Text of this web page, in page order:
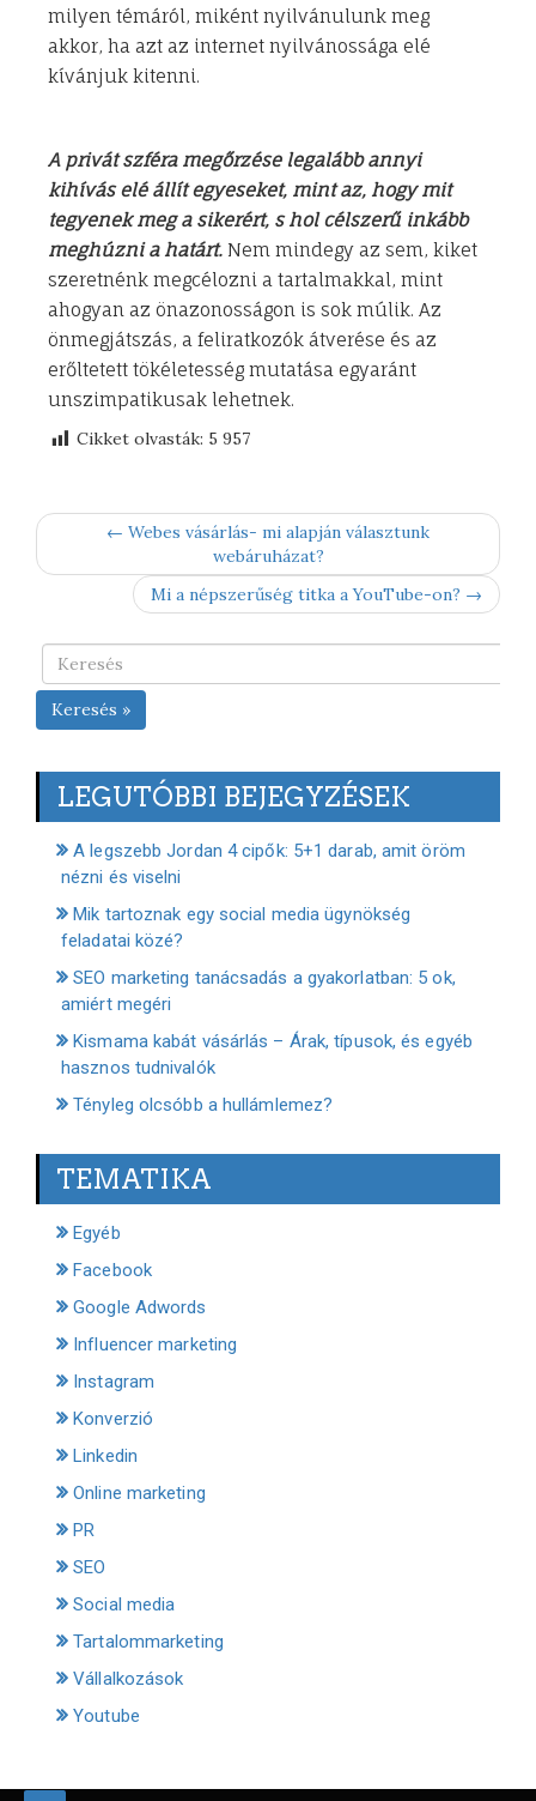
milyen témáról, miként nyilvánulunk meg
akkor, ha azt az internet nyilvánossága elé
kívánjuk kitenni.
A privát szféra megőrzése legalább annyi
kihívás elé állít egyeseket, mint az, hogy mit
tegyenek meg a sikerért, s hol célszerű inkább
meghúzni a határt. Nem mindegy az sem, kiket
szeretnénk megcélozni a tartalmakkal, mint
ahogyan az önazonosságon is sok múlik. Az
önmegjátszás, a feliratkozók átverése és az
erőltetett tökéletesség mutatása egyaránt
unszimpatikusak lehetnek.
Cikket olvasták: 5 957
← Webes vásárlás- mi alapján választunk
webáruházat?
Mi a népszerűség titka a YouTube-on? →
Keresés »
LEGUTÓBBI BEJEGYZÉSEK
A legszebb Jordan 4 cipők: 5+1 darab, amit öröm
nézni és viselni
Mik tartoznak egy social media ügynökség
feladatai közé?
SEO marketing tanácsadás a gyakorlatban: 5 ok,
amiért megéri
Kismama kabát vásárlás – Árak, típusok, és egyéb
hasznos tudnivalók
Tényleg olcsóbb a hullámlemez?
TEMATIKA
Egyéb
Facebook
Google Adwords
Influencer marketing
Instagram
Konverzió
Linkedin
Online marketing
PR
SEO
Social media
Tartalommarketing
Vállalkozások
Youtube